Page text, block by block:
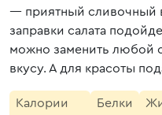
— приятный сливочный
заправки салата
можно заменить любой
вкусу. А для красоты
Калории
Белки